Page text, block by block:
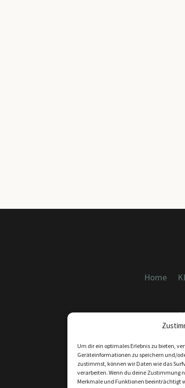
Um dir ein optimales Erlebnis zu bieten,
Geräteinformationen zu speichern und/
zustimmst, können wir Daten wie das
verarbeiten. Wenn du deine Zustimmung
Merkmale und Funktionen beeinträchtigt
Home KI
KONTAKT: